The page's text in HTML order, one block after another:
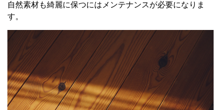
自然素材も綺麗に保つにはメンテナンスが必要になりま
す。